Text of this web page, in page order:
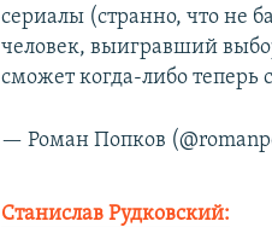
сериалы (странно, что не
человек, выигравший
сможет когда-либо теперь
— Роман Попков
Станислав Рудковский: